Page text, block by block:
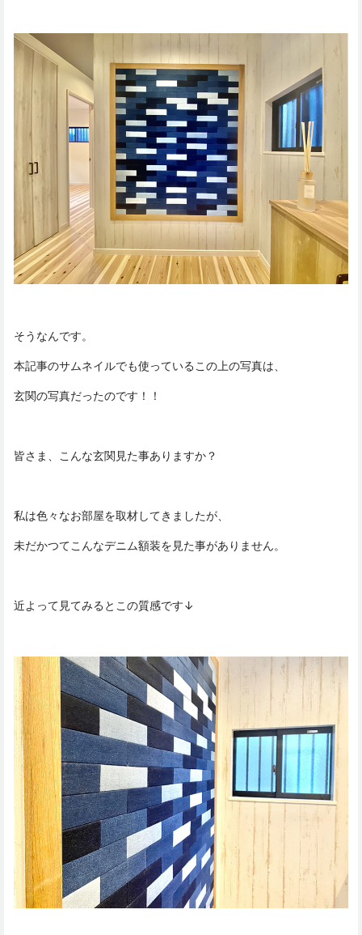
そうなんです。
本記事のサムネイルでも使っているこの上の写真は、
玄関の写真だったのです！！
皆さま、こんな玄関見た事ありますか？
私は色々なお部屋を取材してきましたが、
未だかつてこんなデニム額装を見た事がありません。
近よって見てみるとこの質感です↓